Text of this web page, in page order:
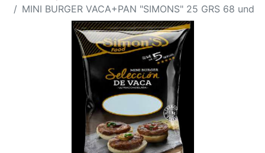
MINI BURGER VACA+PAN "SIMONS" 25 GRS 68 und